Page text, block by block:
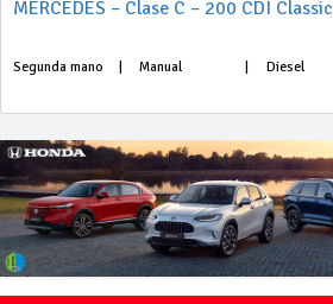
MERCEDES – Clase C – 200 CDI Classic
Segunda mano Manual Diesel